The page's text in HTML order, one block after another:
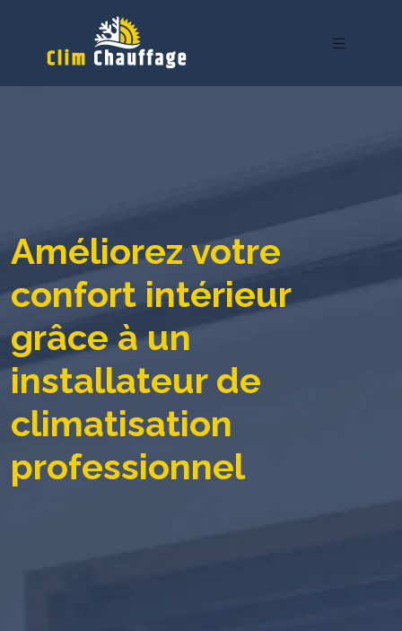
Améliorez votre
confort intérieur
grâce à un
installateur de
climatisation
professionnel